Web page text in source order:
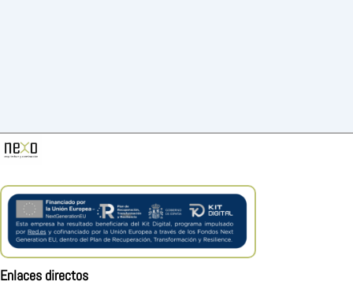
Enlaces directos